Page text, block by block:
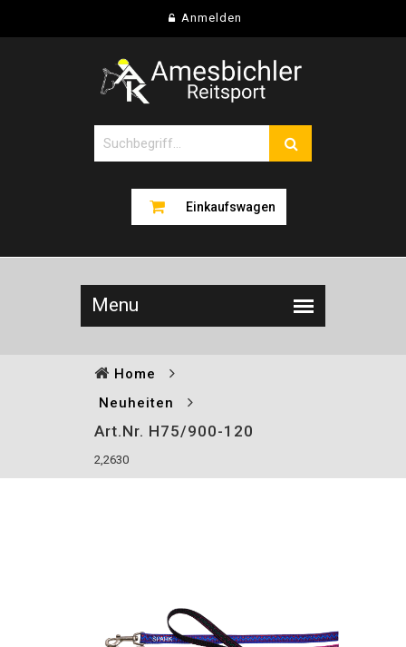
Anmelden
Einkaufswagen
Home
Neuheiten
Art.Nr. H75/900-120
2,2630